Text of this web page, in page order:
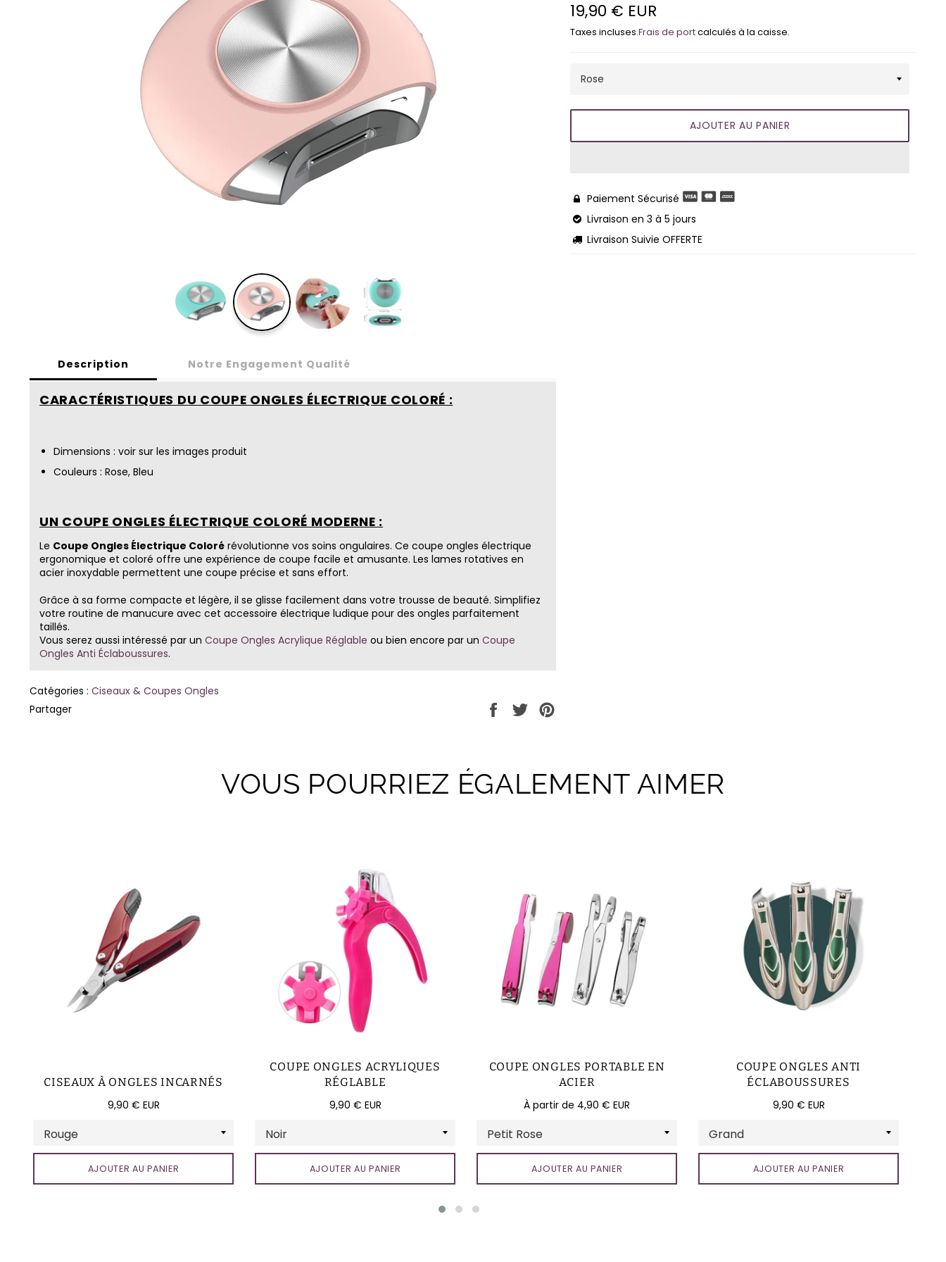
Description Notre Engagement Qualité
CARACTÉRISTIQUES DU COUPE ONGLES ÉLECTRIQUE COLORÉ :
Dimensions : voir sur les images produit
Couleurs : Rose, Bleu
UN COUPE ONGLES ÉLECTRIQUE COLORÉ MODERNE :
Le Coupe Ongles Électrique Coloré révolutionne vos soins ongulaires. Ce coupe ongles électrique
ergonomique et coloré offre une expérience de coupe facile et amusante. Les lames rotatives en
acier inoxydable permettent une coupe précise et sans effort.
Grâce à sa forme compacte et légère, il se glisse facilement dans votre trousse de beauté. Simplifiez
votre routine de manucure avec cet accessoire électrique ludique pour des ongles parfaitement
taillés.
Vous serez aussi intéressé par un Coupe Ongles Acrylique Réglable ou bien encore par un Coupe
Ongles Anti Éclaboussures.
Catégories : Ciseaux & Coupes Ongles
Partager
Partager
sur
Tweeter
sur
Prix
régulier
19,90 € EUR
Taxes incluses.Frais de portcalculés à la caisse.
AJOUTER AU PANIER
 Paiement Sécurisé
 Livraison en 3 à 5 jours
 Livraison Suivie OFFERTE
VOUS POURRIEZ ÉGALEMENT AIMER
CISEAUX À ONGLES INCARNÉS
Prix
9,90 € EUR
AJOUTER AU PANIER
COUPE ONGLES ACRYLIQUES
RÉGLABLE
Prix
9,90 € EUR
AJOUTER AU PANIER
COUPE ONGLES PORTABLE EN
ACIER
À partir de 4,90 € EUR
AJOUTER AU PANIER
COUPE ONGLES ANTI
ÉCLABOUSSURES
Prix
9,90 € EUR
AJOUTER AU PANIER